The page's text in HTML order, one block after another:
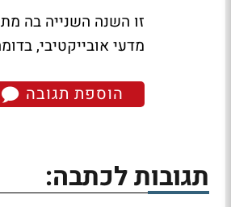
זו השנה השנייה בה
מדעי אובייקטיבי,
הוספת תגובה
תגובות לכתבה: